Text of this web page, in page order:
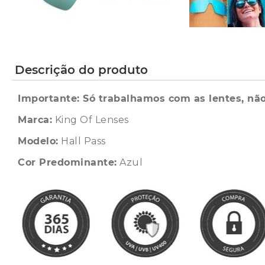
Descrição do produto
Importante: Só trabalhamos com as lentes,
Marca: King Of Lenses
Modelo: Hall Pass
Cor Predominante: Azul